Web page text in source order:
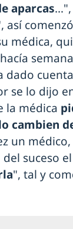
aparcas…",
así
médica,
dado
se lo dijo
la médica
cambien
un
suceso
", tal y